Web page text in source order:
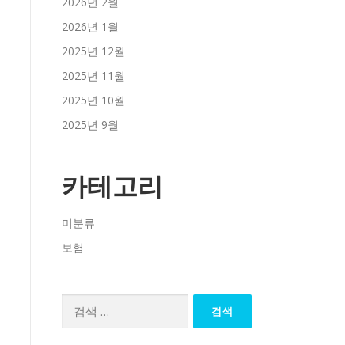
2026년 1월
2025년 12월
2025년 11월
2025년 10월
2025년 9월
카테고리
미분류
보험